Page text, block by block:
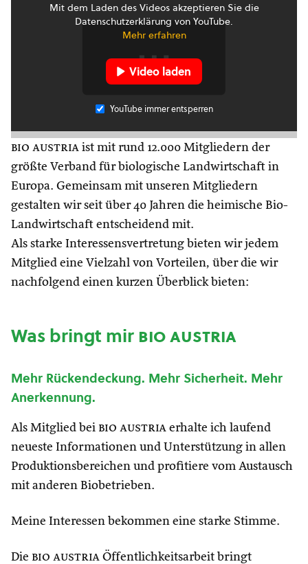
Mit dem Laden des Videos akzeptieren Sie die
Datenschutzerklärung von YouTube.
Mehr erfahren
Video laden
YouTube immer entsperren
bio austria ist mit rund 12.000 Mitgliedern der
größte Verband für biologische Landwirtschaft in
Europa. Gemeinsam mit unseren Mitgliedern
gestalten wir seit über 40 Jahren die heimische Bio-
Landwirtschaft entscheidend mit.
Als starke Interessensvertretung bieten wir jedem
Mitglied eine Vielzahl von Vorteilen, über die wir
nachfolgend einen kurzen Überblick bieten:
Was bringt mirbio austria
Mehr Rückendeckung. Mehr Sicherheit. Mehr
Anerkennung.
Als Mitglied bei bio austria erhalte ich laufend
neueste Informationen und Unterstützung in allen
Produktionsbereichen und profitiere vom Austausch
mit anderen Biobetrieben.
Meine Interessen bekommen eine starke Stimme.
Die bio austria Öffentlichkeitsarbeit bringt